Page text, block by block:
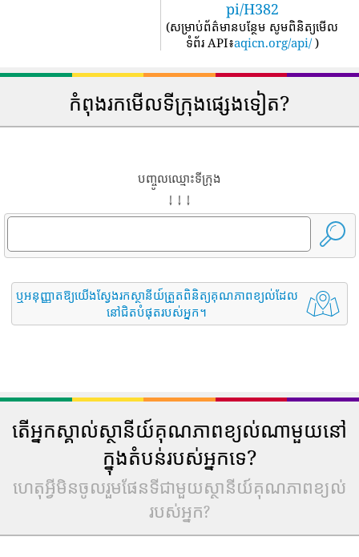
pi/H382
(សម្រាប់ព័ត៌មានបន្ថែម សូមពិនិត្យមើល
ទំព័រ API៖aqicn.org/api/ )
កំពុងរកមើលទីក្រុងផ្សេងទៀត?
បញ្ចូលឈ្មោះទីក្រុង
↓ ↓ ↓
ឬអនុញ្ញាតឱ្យយើងស្វែងរកស្ថានីយ៍ត្រួតពិនិត្យគុណភាពខ្យល់ដែល
នៅជិតបំផុតរបស់អ្នក។
តើអ្នកស្គាល់ស្ថានីយ៍គុណភាពខ្យល់ណាមួយនៅ
ក្នុងតំបន់របស់អ្នកទេ?
ហេតុអ្វីមិនចូលរួមផែនទីជាមួយស្ថានីយ៍គុណភាពខ្យល់
របស់អ្នក?